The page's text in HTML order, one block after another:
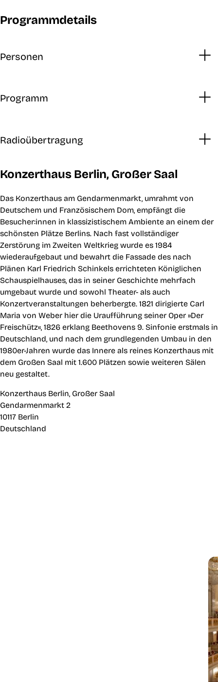
Programmdetails
Personen
Programm
Radioübertragung
Konzerthaus Berlin, Großer Saal
Das Konzerthaus am Gendarmenmarkt, umrahmt von
Deutschem und Französischem Dom, empfängt die
Besucher:innen in klassizistischem Ambiente an einem der
schönsten Plätze Berlins. Nach fast vollständiger
Zerstörung im Zweiten Weltkrieg wurde es 1984
wiederaufgebaut und bewahrt die Fassade des nach
Plänen Karl Friedrich Schinkels errichteten Königlichen
Schauspielhauses, das in seiner Geschichte mehrfach
umgebaut wurde und sowohl Theater- als auch
Konzertveranstaltungen beherbergte. 1821 dirigierte Carl
Maria von Weber hier die Uraufführung seiner Oper »Der
Freischütz«, 1826 erklang Beethovens 9. Sinfonie erstmals in
Deutschland, und nach dem grundlegenden Umbau in den
1980er-Jahren wurde das Innere als reines Konzerthaus mit
dem Großen Saal mit 1.600 Plätzen sowie weiteren Sälen
neu gestaltet.
Konzerthaus Berlin, Großer Saal
Gendarmenmarkt 2
10117 Berlin
Deutschland